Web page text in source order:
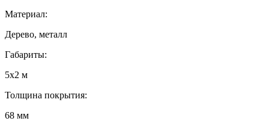
Материал:
Дерево, металл
Габариты:
5х2 м
Толщина покрытия:
68 мм